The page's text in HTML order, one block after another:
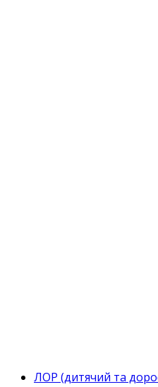
ЛОР (дитячий та